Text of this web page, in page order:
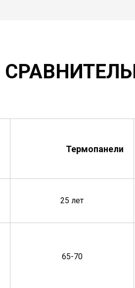
Термопанели
25 лет
65-70